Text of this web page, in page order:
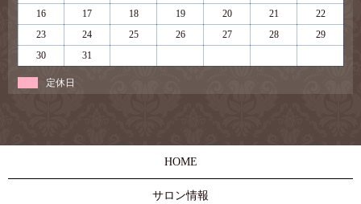
16
17 18 19 20 21
22
23
24 25 26 27 28
29
30
31
定休日
HOME
サロン情報